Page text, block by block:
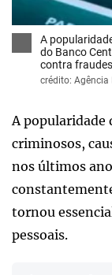
A
do Banco
contra fraudes
crédito: Agência
A popularidade
criminosos,
nos últimos
tornou
pessoais.